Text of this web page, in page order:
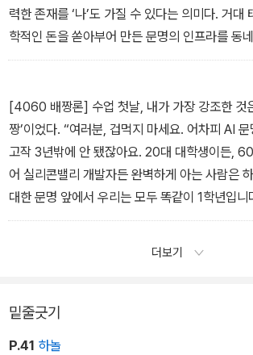
력한 존재를 ‘나’도 가질 수 있다는 의미다. 거대
학적인 돈을 쏟아부어 만든 문명의 인프라를 동
퇴를 앞둔 직장인도 똑같이 쓸 수 있다. 빌 게이
부: 위협 속에 숨어 있는 ‘결정적 기회’] 중에서
[4060 배짱론] 수업 첫날, 내가 가장 강조한 것
짱’이었다. “여러분, 겁먹지 마세요. 어차피 AI
고작 3년밖에 안 됐잖아요. 20대 대학생이든,
어 실리콘밸리 개발자든 완벽하게 아는 사람은
대한 문명 앞에서 우리는 모두 똑같이 1학년입니
으로 되는 게 아니다. 남들이 뭐라건 ‘1학년인데
더보기
밑줄긋기
P.41 하놀